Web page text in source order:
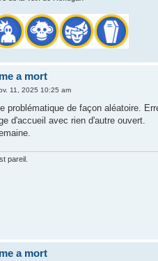
a mort
11, 2025 10:25 am
problématique de façon aléatoire.
d'accueil avec rien d'autre ouvert.
pareil.
a mort